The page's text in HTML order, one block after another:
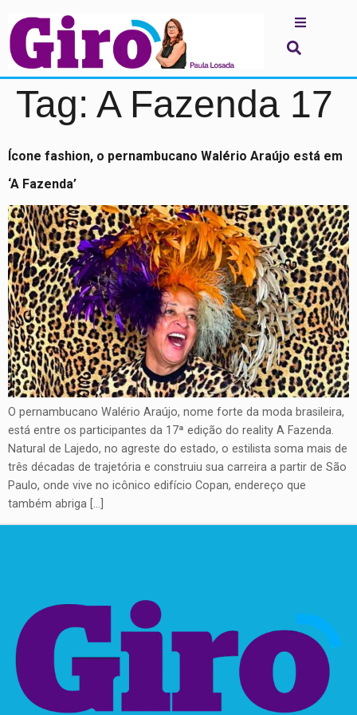
Tag: A Fazenda 17
Ícone fashion, o pernambucano Walério Araújo está em
‘A Fazenda’
O pernambucano Walério Araújo, nome forte da moda brasileira,
está entre os participantes da 17ª edição do reality A Fazenda.
Natural de Lajedo, no agreste do estado, o estilista soma mais de
três décadas de trajetória e construiu sua carreira a partir de São
Paulo, onde vive no icônico edifício Copan, endereço que
também abriga […]